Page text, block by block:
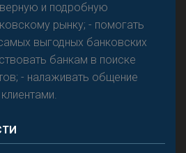
и подробную
рынку; - помогать
выгодных банковских
банкам в поиске
- налаживать общение